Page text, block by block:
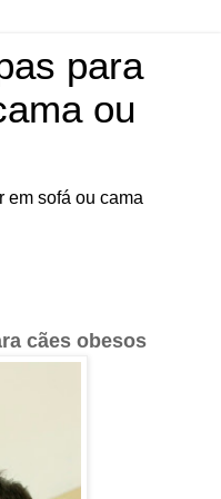
para
ou
em sofá ou cama
cães obesos